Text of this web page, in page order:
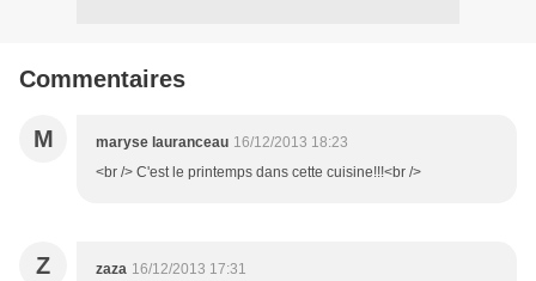
Commentaires
M maryse lauranceau 16/12/2013 18:23
<br /> C'est le printemps dans cette cuisine!!!<br />
Z zaza 16/12/2013 17:31